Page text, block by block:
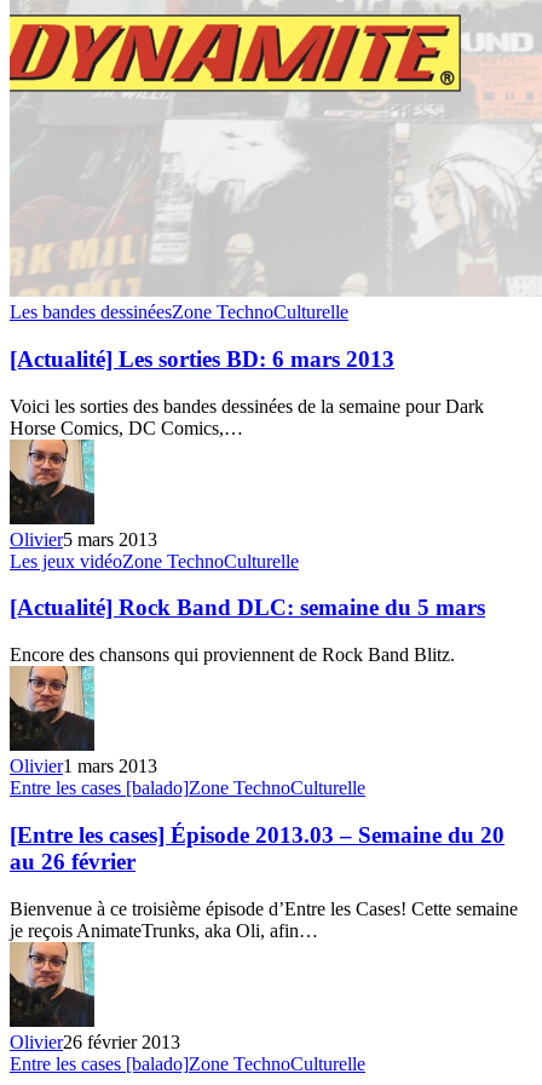
[Actualité]
sorties
BD:
6
mars
2013
Les bandes dessinéesZone TechnoCulturelle
[Actualité] Les sorties BD: 6 mars 2013
Voici les sorties des bandes dessinées de la semaine pour Dark
Horse Comics, DC Comics,…
Olivier5 mars 2013
[Actualité]
Band
DLC:
semaine
du
mars
Les jeux vidéoZone TechnoCulturelle
[Actualité] Rock Band DLC: semaine du 5 mars
Encore des chansons qui proviennent de Rock Band Blitz.
Olivier1 mars 2013
[Entre
cases]
Épisode
2013.03
Semaine
du
20
au
26
février
Entre les cases [balado]Zone TechnoCulturelle
[Entre les cases] Épisode 2013.03 – Semaine du 20
au 26 février
Bienvenue à ce troisième épisode d’Entre les Cases! Cette semaine
je reçois AnimateTrunks, aka Oli, afin…
Olivier26 février 2013
[Entre
Entre les cases [balado]Zone TechnoCulturelle